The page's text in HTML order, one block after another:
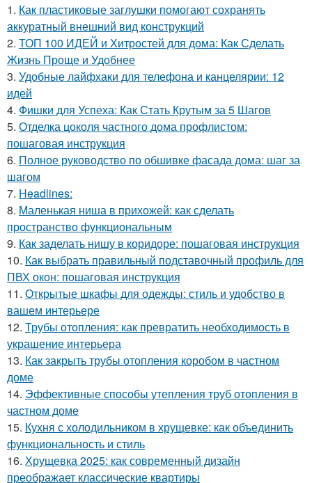
1. Как пластиковые заглушки помогают сохранять
аккуратный внешний вид конструкций
2. ТОП 100 ИДЕЙ и Хитростей для дома: Как Сделать
Жизнь Проще и Удобнее
3. Удобные лайфхаки для телефона и канцелярии: 12
идей
4. Фишки для Успеха: Как Стать Крутым за 5 Шагов
5. Отделка цоколя частного дома профлистом:
пошаговая инструкция
6. Полное руководство по обшивке фасада дома: шаг за
шагом
7. Headlines:
8. Маленькая ниша в прихожей: как сделать
пространство функциональным
9. Как заделать нишу в коридоре: пошаговая инструкция
10. Как выбрать правильный подставочный профиль для
ПВХ окон: пошаговая инструкция
11. Открытые шкафы для одежды: стиль и удобство в
вашем интерьере
12. Трубы отопления: как превратить необходимость в
украшение интерьера
13. Как закрыть трубы отопления коробом в частном
доме
14. Эффективные способы утепления труб отопления в
частном доме
15. Кухня с холодильником в хрущевке: как объединить
функциональность и стиль
16. Хрущевка 2025: как современный дизайн
преображает классические квартиры